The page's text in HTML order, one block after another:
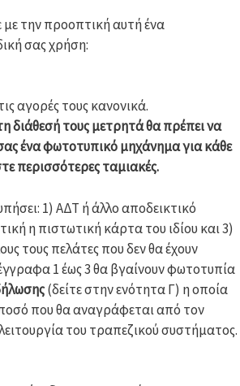
την προοπτική αυτή ένα
σας χρήση:
αγορές τους κανονικά.
διάθεσή τους μετρητά θα πρέπει να
ένα φωτοτυπικό μηχάνημα για κάθε
περισσότερες ταμιακές.
1) ΑΔΤ ή άλλο αποδεικτικό
η πιστωτική κάρτα του ιδίου και 3)
τους πελάτες που δεν θα έχουν
1 έως 3 θα βγαίνουν φωτοτυπία
(δείτε στην ενότητα Γ) η οποία
που θα αναγράφεται από τον
του τραπεζικού συστήματος.